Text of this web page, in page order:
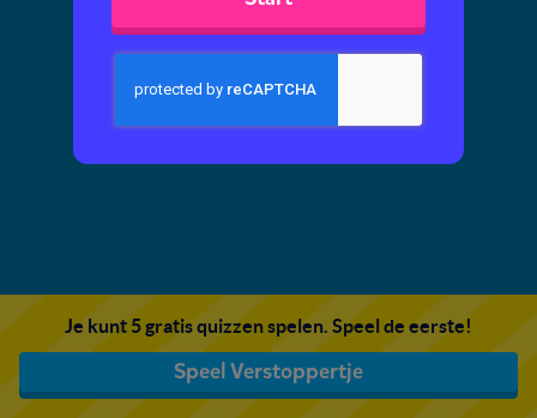
Je kunt 5 gratis quizzen spelen. Speel de eerste!
Speel Verstoppertje